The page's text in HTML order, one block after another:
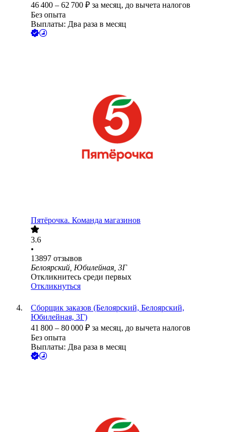
46 400 – 62 700 ₽ за месяц, до вычета налогов
Без опыта
Выплаты: Два раза в месяц
Пятёрочка. Команда магазинов
3.6
•
13897 отзывов
Белоярский, Юбилейная, 3Г
Откликнитесь среди первых
Откликнуться
Сборщик заказов (Белоярский, Белоярский,
Юбилейная, 3Г)
41 800 – 80 000 ₽ за месяц, до вычета налогов
Без опыта
Выплаты: Два раза в месяц